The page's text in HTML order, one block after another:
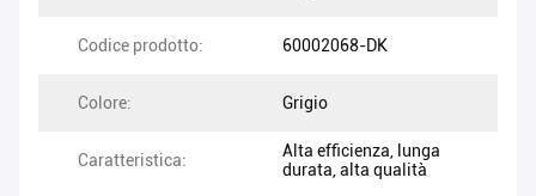
Codice prodotto: 60002068-DK
Colore: Grigio
Caratteristica:
Alta efficienza, lunga
durata, alta qualità